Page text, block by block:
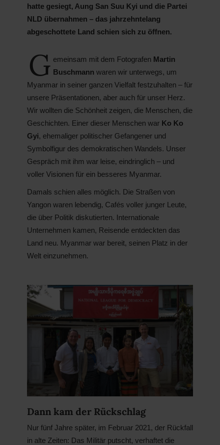
hatte gesiegt, Aung San Suu Kyi und die Partei
NLD übernahmen – das jahrzehntelang
abgeschottete Land schien sich zu öffnen.
G emeinsam mit dem Fotografen Martin
Buschmann waren wir unterwegs, um
Myanmar in seiner ganzen Vielfalt festzuhalten – für
unsere Präsentationen, aber auch für unser Herz.
Wir wollten die Schönheit zeigen, die Menschen, die
Geschichten. Einer dieser Menschen war Ko Ko
Gyi, ehemaliger politischer Gefangener und
Symbolfigur des demokratischen Wandels. Unser
Gespräch mit ihm war leise, eindringlich – und
voller Visionen für ein besseres Myanmar.
Damals schien alles möglich. Die Straßen von
Yangon waren lebendig, Cafés voller junger Leute,
die über Politik diskutierten. Internationale
Unternehmen kamen, Reisende entdeckten das
Land neu. Myanmar war bereit, seinen Platz in der
Welt einzunehmen.
Dann kam der Rückschlag
Nur fünf Jahre später, im Februar 2021, der Rückfall
in alte Zeiten: Das Militär putscht, verhaftet die